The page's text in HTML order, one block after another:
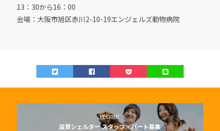
13：30から16：00
会場：大阪市旭区赤川2-10-19エンジェルズ動物病院
RECRUIT
滋賀シェルター スタッフ・パート募集